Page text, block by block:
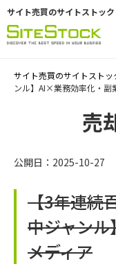
サイト売買のサイトストッ
サイト売買のサイトストッ
ンル】AI×業務効率化・副
売
公開日：2025-10-27
【3年連続
中ジャン
メディア